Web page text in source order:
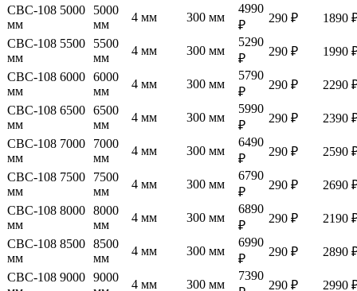
СВС-108 5000
мм
5000
мм
4 мм 300 мм
4990
₽
290 ₽
1890
СВС-108 5500
мм
5500
мм
4 мм 300 мм
5290
₽
290 ₽
1990
СВС-108 6000
мм
6000
мм
4 мм 300 мм
5790
₽
290 ₽
2290
СВС-108 6500
мм
6500
мм
4 мм 300 мм
5990
₽
290 ₽
2390
СВС-108 7000
мм
7000
мм
4 мм 300 мм
6490
₽
290 ₽
2590
СВС-108 7500
мм
7500
мм
4 мм 300 мм
6790
₽
290 ₽
2690
СВС-108 8000
мм
8000
мм
4 мм 300 мм
6890
₽
290 ₽
2190
СВС-108 8500
мм
8500
мм
4 мм 300 мм
6990
₽
290 ₽
2890
СВС-108 9000 9000
4 мм 300 мм
7390
290 ₽ 2990